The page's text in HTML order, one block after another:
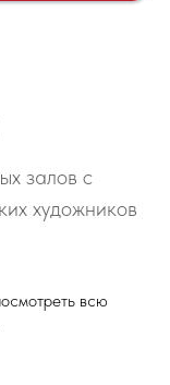
залов с
художников
всю